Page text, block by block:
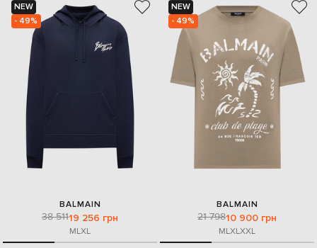
NEW
- 49%
BALMAIN
38 51119 256 грн
MLXL
NEW
- 49%
BALMAIN
21 79810 900 грн
MLXLXXL